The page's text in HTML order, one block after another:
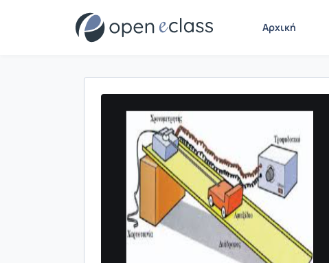
Αρχική
Παρουσίαση/Προβολή